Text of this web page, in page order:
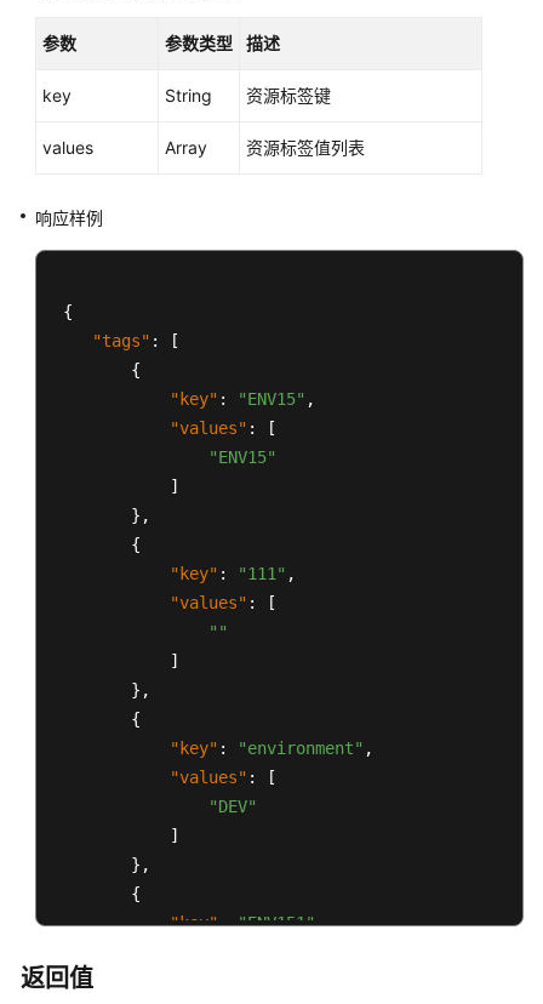
更
文
指
南
布
概
参数 参数类型 描述
key String 资源标签键
values Array 资源标签值列表
响应样例
{
"tags" :
[
{
"key" : "ENV15" ,
"values" :
[
"ENV15"
]
} ,
{
"key" : "111" ,
"values" :
[
""
]
} ,
{
"key" : "environment" ,
"values" :
[
"DEV"
]
} ,
{
"key": "ENV151",
返回值